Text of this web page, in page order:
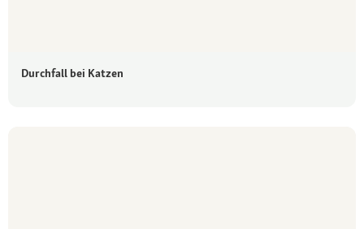
Durchfall bei Katzen